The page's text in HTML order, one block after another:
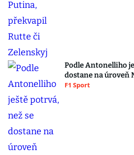
Podle Antonelliho
dostane na úroveň
F1 Sport